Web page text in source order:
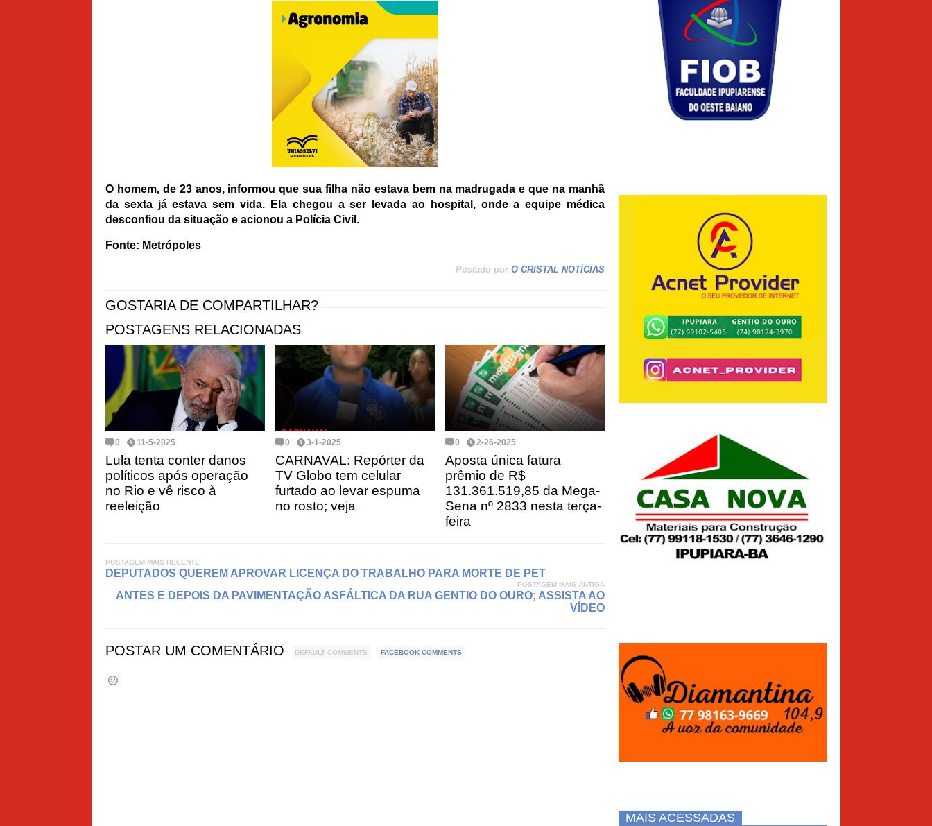
O homem, de 23 anos, informou que sua filha não estava bem na madrugada e que na manhã
da sexta já estava sem vida. Ela chegou a ser levada ao hospital, onde a equipe médica
desconfiou da situação e acionou a Polícia Civil.
Fonte: Metrópoles
Postado por O CRISTAL NOTÍCIAS
GOSTARIA DE COMPARTILHAR?
POSTAGENS RELACIONADAS
0 11-5-2025
Lula tenta conter danos
políticos após operação
no Rio e vê risco à
reeleição
0 3-1-2025
CARNAVAL: Repórter da
TV Globo tem celular
furtado ao levar espuma
no rosto; veja
0 2-26-2025
Aposta única fatura
prêmio de R$
131.361.519,85 da Mega-
Sena nº 2833 nesta terça-
feira
POSTAGEM MAIS RECENTE
DEPUTADOS QUEREM APROVAR LICENÇA DO TRABALHO PARA MORTE DE PET
POSTAGEM MAIS ANTIGA
ANTES E DEPOIS DA PAVIMENTAÇÃO ASFÁLTICA DA RUA GENTIO DO OURO; ASSISTA AO
VÍDEO
POSTAR UM COMENTÁRIO DEFAULT COMMENTS FACEBOOK COMMENTS
MAIS ACESSADAS